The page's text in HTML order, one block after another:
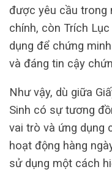
được yêu cầu trong
chính, còn Trích
dụng để chứng
và đáng tin cậy
Như vậy, dù giữa
Sinh có sự tương
vai trò và ứng dụng
hoạt động hàng
sử dụng một cách